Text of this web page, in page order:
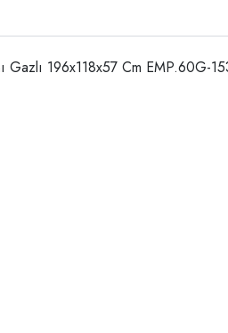
Gazlı 196x118x57 Cm EMP.60G-